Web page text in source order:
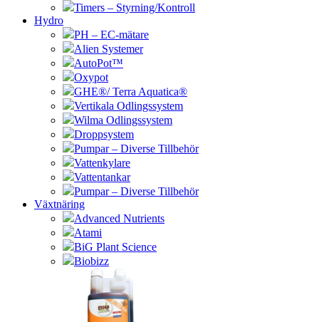
Timers – Styrning/Kontroll
Hydro
PH – EC-mätare
Alien Systemer
AutoPot™
Oxypot
GHE®/ Terra Aquatica®
Vertikala Odlingssystem
Wilma Odlingssystem
Droppsystem
Pumpar – Diverse Tillbehör
Vattenkylare
Vattentankar
Pumpar – Diverse Tillbehör
Växtnäring
Advanced Nutrients
Atami
BiG Plant Science
Biobizz